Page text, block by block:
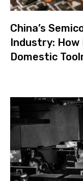
China’s
Industry: How
Domestic